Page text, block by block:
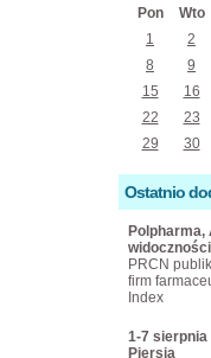
Pon
Wto
1
2
8
9
15
16
22
23
29
30
Ostatnio
widoczności
PRCN
firm
Index
1-7 sierpnia
Piersią